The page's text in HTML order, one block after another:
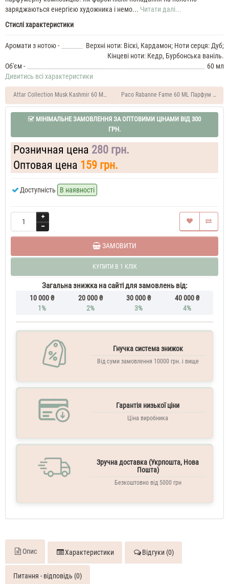
ML
чоловічіHugo
Noble
37
ML
Духи
Boss
60
Парфум
чоловічийHugo
Noble
70
Духи
Boss
Wood
заряджаються енергією художника і немо... Читати далі...
Стислі характеристики
Аромати з нотою -
Верхні ноти: Віскі, Кардамон; Ноти серця: Дуб;
Кінцеві ноти: Кедр, Бурбонська ваніль.
Об'єм -
60 мл
Дивитись всі характеристики
Attar Collection Musk Kashmir 60 ML Парфум унісексPaco Rabanne Fame 60 ML Парфум
МІНІМАЛЬНЕ ЗАМОВЛЕННЯ ЗА ОПТОВИМИ ЦІНАМИ ВІД 300
ГРН.
Розничная цена 280 грн.
Оптовая цена 159 грн.
Доступність В наявності
ЗАМОВИТИ
КУПИТИ В 1 КЛІК
Загальна знижка на сайті для замовлень від:
10 000 ₴
1%
20 000 ₴
2%
30 000 ₴
3%
40 000 ₴
4%
Гнучка система знижок
Від суми замовлення 10000 грн. і вище
Гарантія низької ціни
Ціна виробника
Зручна доставка (Укрпошта, Нова
Пошта)
Безкоштовно від 5000 грн
Опис Характеристики Відгуки (0)
Питання - відповідь (0)